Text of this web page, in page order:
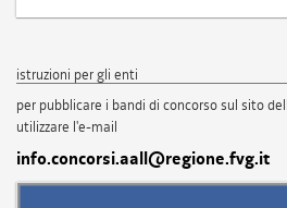
istruzioni per gli enti
per pubblicare i bandi di concorso sul sito
utilizzare l'e-mail
info.concorsi.aall@regione.fvg.it